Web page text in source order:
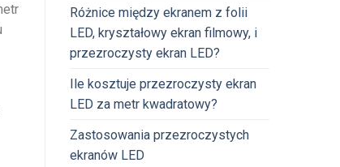
Różnice między ekranem z folii
LED, kryształowy ekran filmowy, i
przezroczysty ekran LED?
Ile kosztuje przezroczysty ekran
LED za metr kwadratowy?
Zastosowania przezroczystych
ekranów LED